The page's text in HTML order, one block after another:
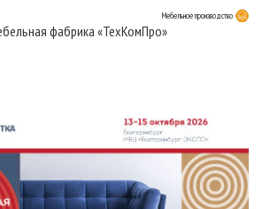
Мебельное производство
фабрика «ТехКомПро»